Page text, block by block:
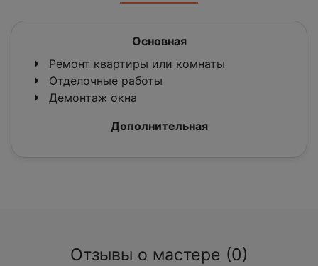
Основная
Ремонт квартиры или комнаты
Отделочные работы
Демонтаж окна
Дополнительная
Отзывы о мастере (0)